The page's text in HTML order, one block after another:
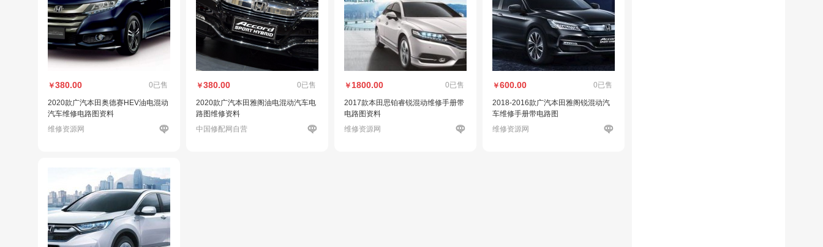
￥380.00 0已售
2020款广汽本田奥德赛HEV油电混动
汽车维修电路图资料
维修资源网
￥380.00 0已售
2020款广汽本田雅阁油电混动汽车电
路图维修资料
中国修配网自营
￥ 1800.00 0已售
2017款本田思铂睿锐混动维修手册带
电路图资料
维修资源网
￥600.00 0已售
2018-2016款广汽本田雅阁锐混动汽
车维修手册带电路图
维修资源网